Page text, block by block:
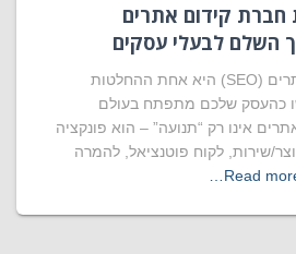
חברת קידום אתרים
השלם לבעלי עסקים
בחירת חברת קידום אתרים (SEO) היא אחת ההחלטות
כהעסק שלכם מתפתח בעולם
אינו רק “תנועה” – הוא פונקציה
שירות, לקוח פוטנציאל, להמרה
Read